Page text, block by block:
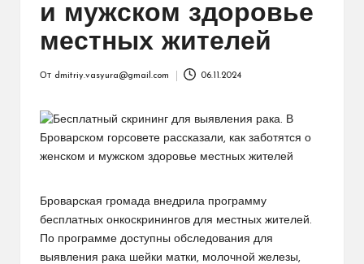
и мужском здоровье
местных жителей
От dmitriy.vasyura@gmail.com 06.11.2024
Броварская громада внедрила программу
бесплатных онкоскринингов для местных жителей.
По программе доступны обследования для
выявления рака шейки матки, молочной железы,